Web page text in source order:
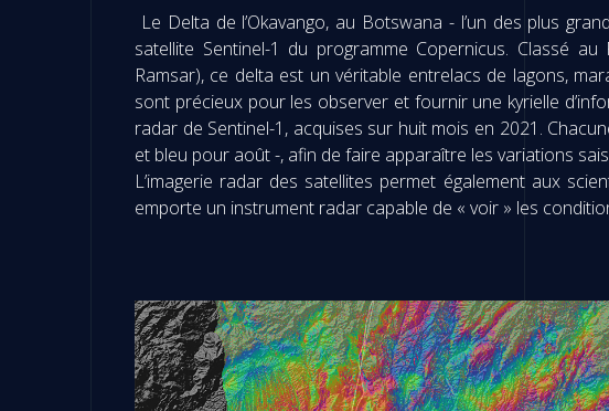
Le Delta de l’Okavango, au Botswana - l’un des plus
satellite Sentinel-1 du programme Copernicus. Classé
Ramsar), ce delta est un véritable entrelacs de lagons,
sont précieux pour les observer et fournir une kyrielle
radar de Sentinel-1, acquises sur huit mois en 2021.
et bleu pour août -, afin de faire apparaître les variations
L’imagerie radar des satellites permet également aux
emporte un instrument radar capable de « voir » les